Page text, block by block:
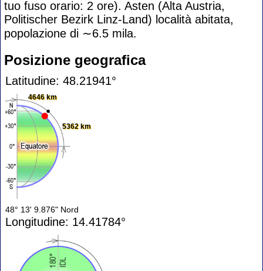
tuo fuso orario: 2 ore). Asten (Alta Austria,
Politischer Bezirk Linz-Land) località abitata,
popolazione di ∼6.5 mila.
Posizione geografica
Latitudine: 48.21941°
4646 km
5362 km
48° 13' 9.876" Nord
Longitudine: 14.41784°